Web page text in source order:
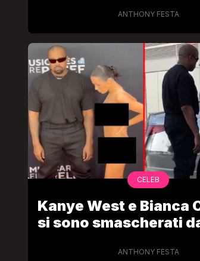
ANTHONY FESTA
CELEB
Kanye West e Bianca
si sono smascherati
ANTHONY FESTA